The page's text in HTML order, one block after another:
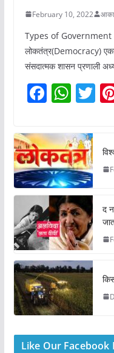
February 10, 2022
Types of Government
लोकतंत्र(Democracy)
संसदात्मक शासन प्रणाली
F
c
e
b
o
o
k
W
at
s
A
p
p
T
er
द
Like Our Facebook